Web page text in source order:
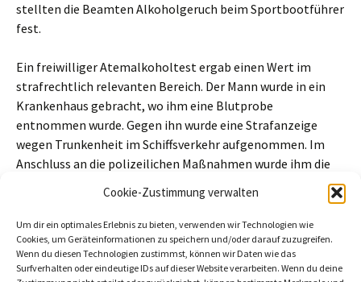
Cookie-Zustimmung verwalten
Um dir ein optimales Erlebnis zu bieten, verwenden wir Technologien wie
Cookies, um Geräteinformationen zu speichern und/oder darauf zuzugreifen.
Wenn du diesen Technologien zustimmst, können wir Daten wie das
Surfverhalten oder eindeutige IDs auf dieser Website verarbeiten. Wenn du deine
stellten die Beamten Alkoholgeruch beim Sportbootführer
fest.
Ein freiwilliger Atemalkoholtest ergab einen Wert im
strafrechtlich relevanten Bereich. Der Mann wurde in ein
Krankenhaus gebracht, wo ihm eine Blutprobe
entnommen wurde. Gegen ihn wurde eine Strafanzeige
wegen Trunkenheit im Schiffsverkehr aufgenommen. Im
Anschluss an die polizeilichen Maßnahmen wurde ihm die
Beitragszähler (seit 02/03/2026, ohne Bots, Inkognito-Leser und
Cookie-Ablehner):9